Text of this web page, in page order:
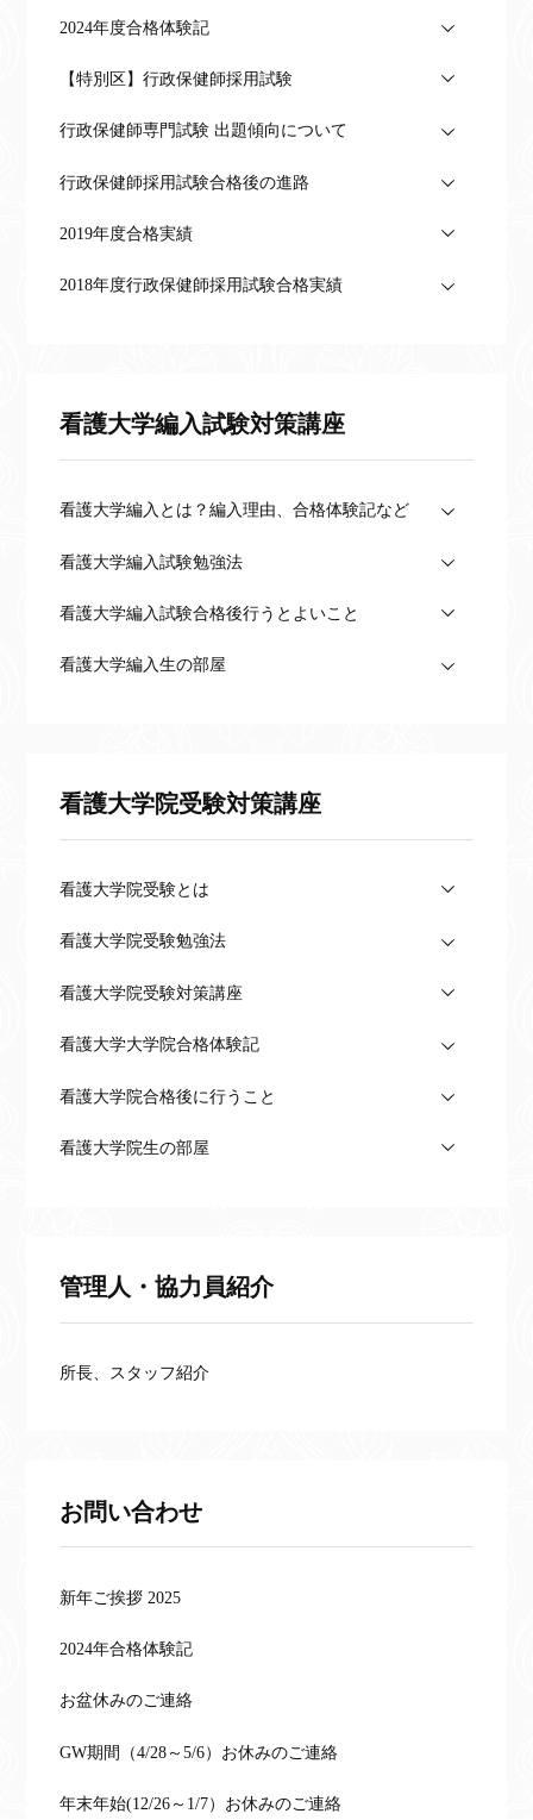
2024年度合格体験記
【特別区】行政保健師採用試験
行政保健師専門試験 出題傾向について
行政保健師採用試験合格後の進路
2019年度合格実績
2018年度行政保健師採用試験合格実績
看護大学編入試験対策講座
看護大学編入とは？編入理由、合格体験記など
看護大学編入試験勉強法
看護大学編入試験合格後行うとよいこと
看護大学編入生の部屋
看護大学院受験対策講座
看護大学院受験とは
看護大学院受験勉強法
看護大学院受験対策講座
看護大学大学院合格体験記
看護大学院合格後に行うこと
看護大学院生の部屋
管理人・協力員紹介
所長、スタッフ紹介
お問い合わせ
新年ご挨拶 2025
2024年合格体験記
お盆休みのご連絡
GW期間（4/28～5/6）お休みのご連絡
年末年始(12/26～1/7）お休みのご連絡